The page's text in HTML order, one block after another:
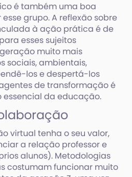
é também uma boa
grupo. A reflexão sobre
à ação prática é de
esses sujeitos
muito mais
sociais, ambientais,
los e despertá-los
de transformação é
da educação.
virtual tenha o seu valor,
a relação professor e
alunos). Metodologias
costumam funcionar muito